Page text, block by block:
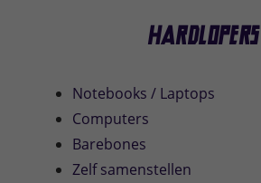
Hardlopers
Notebooks / Laptops
Computers
Barebones
Zelf samenstellen